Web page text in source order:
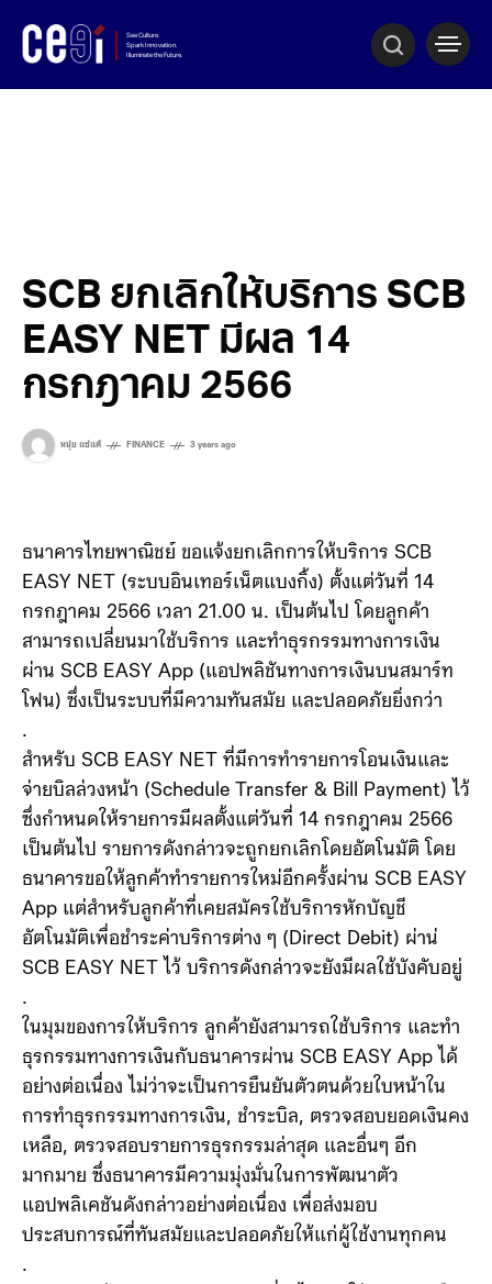
SCB ยกเลิกให้บริการ SCB
EASY NET มีผล 14
กรกฎาคม 2566
หนุ่ย แซ่แต้ FINANCE 3 years ago
ธนาคารไทยพาณิชย์ ขอแจ้งยกเลิกการให้บริการ SCB
EASY NET (ระบบอินเทอร์เน็ตแบงกิ้ง) ตั้งแต่วันที่ 14
กรกฎาคม 2566 เวลา 21.00 น. เป็นต้นไป โดยลูกค้า
สามารถเปลี่ยนมาใช้บริการ และทำธุรกรรมทางการเงิน
ผ่าน SCB EASY App (แอปพลิชันทางการเงินบนสมาร์ท
โฟน) ซึ่งเป็นระบบที่มีความทันสมัย และปลอดภัยยิ่งกว่า
.
สำหรับ SCB EASY NET ที่มีการทำรายการโอนเงินและ
จ่ายบิลล่วงหน้า (Schedule Transfer & Bill Payment) ไว้
ซึ่งกำหนดให้รายการมีผลตั้งแต่วันที่ 14 กรกฎาคม 2566
เป็นต้นไป รายการดังกล่าวจะถูกยกเลิกโดยอัตโนมัติ โดย
ธนาคารขอให้ลูกค้าทำรายการใหม่อีกครั้งผ่าน SCB EASY
App แต่สำหรับลูกค้าที่เคยสมัครใช้บริการหักบัญชี
อัตโนมัติเพื่อชำระค่าบริการต่าง ๆ (Direct Debit) ผ่าน่
SCB EASY NET ไว้ บริการดังกล่าวจะยังมีผลใช้บังคับอยู่
.
ในมุมของการให้บริการ ลูกค้ายังสามารถใช้บริการ และทำ
ธุรกรรมทางการเงินกับธนาคารผ่าน SCB EASY App ได้
อย่างต่อเนื่อง ไม่ว่าจะเป็นการยืนยันตัวตนด้วยใบหน้าใน
การทำธุรกรรมทางการเงิน, ชำระบิล, ตรวจสอบยอดเงินคง
เหลือ, ตรวจสอบรายการธุรกรรมล่าสุด และอื่นๆ อีก
มากมาย ซึ่งธนาคารมีความมุ่งมั่นในการพัฒนาตัว
แอปพลิเคชันดังกล่าวอย่างต่อเนื่อง เพื่อส่งมอบ
ประสบการณ์ที่ทันสมัยและปลอดภัยให้แก่ผู้ใช้งานทุกคน
.